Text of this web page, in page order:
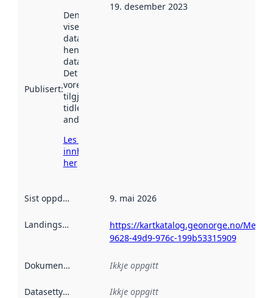
Publisert:
Denne datoen
viser når
datasettet vart
henta inn av
data.norge.no.
Det kan ha
vore
tilgjengeleg
tidlegare
andre stader.
Les meir om
innhenting
her
19. desember 2023
Sist oppdatert 9. mai 2026
Landingsside
https://kartkatalog.geonorge.no/
9628-49d9-976c-199b53315909
Dokumentasjon Ikkje oppgitt
Datasettype Ikkje oppgitt